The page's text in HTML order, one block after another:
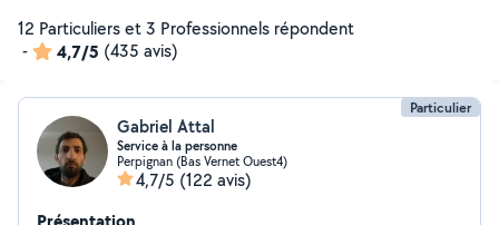
12 Particuliers et 3 Professionnels répondent
-
4,7/5 (435 avis)
Particulier
Gabriel Attal
Service à la personne
Perpignan (Bas Vernet Ouest4)
4,7/5 (122 avis)